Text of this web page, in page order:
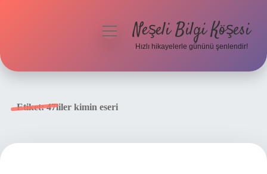
menüyüNeşeli Bilgi Köşesi
Hızlı hikayelerle gününü şenlendir!
Etiket:47liler kimin eseri